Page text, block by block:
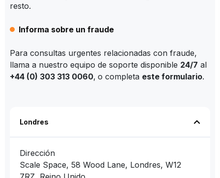
resto.
Informa sobre un fraude
Para consultas urgentes relacionadas con fraude,
llama a nuestro equipo de soporte disponible 24/7 al
+44 (0) 303 313 0060, o completa este formulario.
Londres
Dirección
Scale Space, 58 Wood Lane, Londres, W12